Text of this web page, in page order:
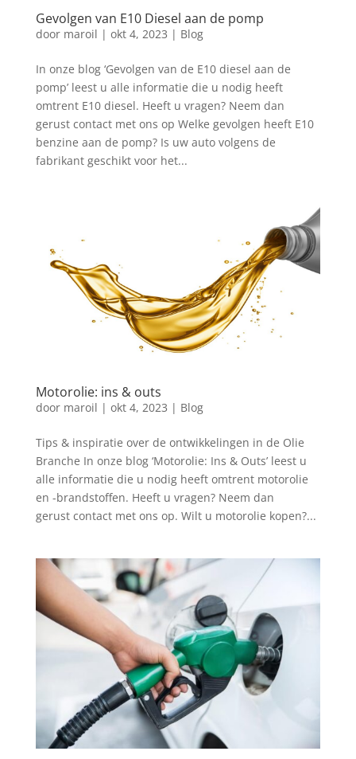
Gevolgen van E10 Diesel aan de pomp
door maroil | okt 4, 2023 | Blog
In onze blog ‘Gevolgen van de E10 diesel aan de
pomp’ leest u alle informatie die u nodig heeft
omtrent E10 diesel. Heeft u vragen? Neem dan
gerust contact met ons op Welke gevolgen heeft E10
benzine aan de pomp? Is uw auto volgens de
fabrikant geschikt voor het...
Motorolie: ins & outs
door maroil | okt 4, 2023 | Blog
Tips & inspiratie over de ontwikkelingen in de Olie
Branche In onze blog ‘Motorolie: Ins & Outs’ leest u
alle informatie die u nodig heeft omtrent motorolie
en -brandstoffen. Heeft u vragen? Neem dan
gerust contact met ons op. Wilt u motorolie kopen?...